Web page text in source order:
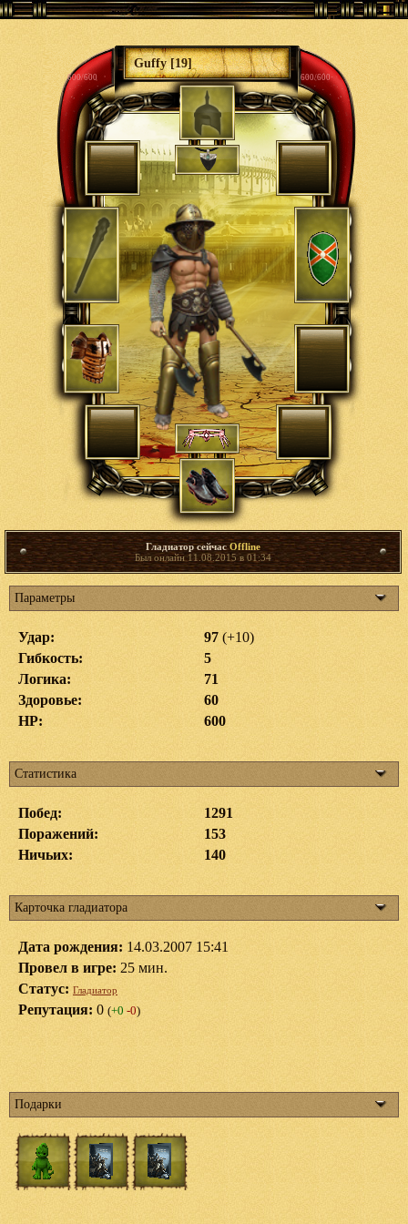
Guffy [19]
600/600 600/600
Гладиатор сейчасOffline
Был онлайн 11.08.2015 в 01:34
Параметры
Удар: 97 (+10)
Гибкость:
5
Логика:
71
Здоровье:
60
HP:
600
Статистика
Побед:
1291
Поражений:
153
Ничьих:
140
Карточка гладиатора
Дата рождения: 14.03.2007 15:41
Провел в игре: 25 мин.
Статус: Гладиатор
Репутация: 0 (+0 -0)
Подарки